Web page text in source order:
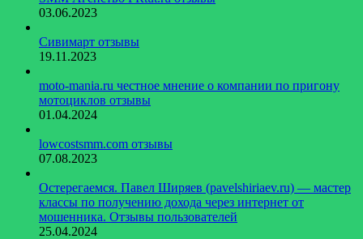
03.06.2023
Сивимарт отзывы
19.11.2023
moto-mania.ru честное мнение о компании по пригону
мотоциклов отзывы
01.04.2024
lowcostsmm.com отзывы
07.08.2023
Остерегаемся. Павел Ширяев (pavelshiriaev.ru) — мастер
классы по получению дохода через интернет от
мошенника. Отзывы пользователей
25.04.2024